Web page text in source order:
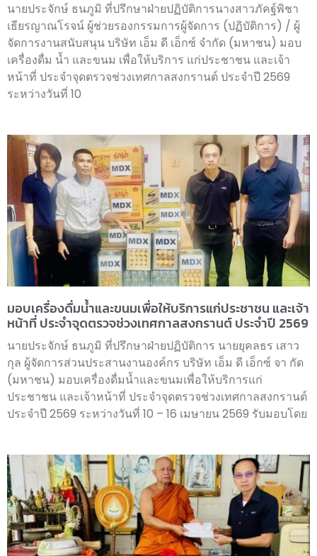
นายประจักษ์ ธนภูมิ ที่ปรึกษาฝ่ายปฏิบัติการนางสาวภัคฐ์พิชา
เธียรญาณโรจน์ ผู้ช่วยรองกรรมการผู้จัดการ (ปฏิบัติการ) / ผู้
จัดการงานสนับสนุน บริษัท เอ็ม ดี เอ็กซ์ จำกัด (มหาชน) มอบ
เครื่องดื่ม น้ำ และขนม เพื่อให้บริการ แก่ประชาชน และเจ้า
หน้าที่ ประจำจุดตรวจช่วงเทศกาลสงกรานต์ ประจำปี 2569
ระหว่างวันที่ 10
มอบเครื่องดื่มน้ำและขนมเพื่อให้บริการแก่ประชาชน และเจ้า
หน้าที่ ประจำจุดตรวจช่วงเทศกาลสงกรานต์ ประจำปี 2569
นายประจักษ์ ธนภูมิ ที่ปรึกษาฝ่ายปฏิบัติการ นายยุคลธร เสาว
กุล ผู้จัดการส่วนประสานงานองค์กร บริษัท เอ็ม ดี เอ็กซ์ จา กัด
(มหาชน) มอบเครื่องดื่มน้ำและขนมเพื่อให้บริการแก่
ประชาชน และเจ้าหน้าที่ ประจำจุดตรวจช่วงเทศกาลสงกรานต์
ประจำปี 2569 ระหว่างวันที่ 10 – 16 เมษายน 2569 รับมอบโดย